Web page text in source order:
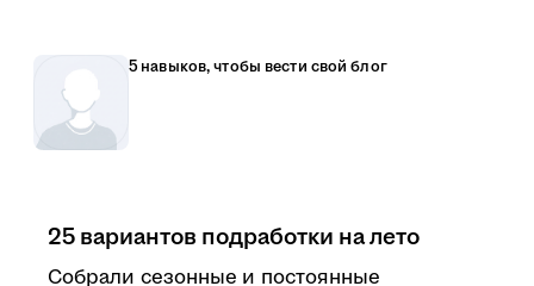
5 навыков, чтобы вести свой блог
25 вариантов подработки на лето
Собрали сезонные и постоянные